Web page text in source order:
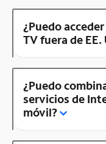
¿Puedo
TV fuera de EE.
¿Puedo
servicios de
móvil?